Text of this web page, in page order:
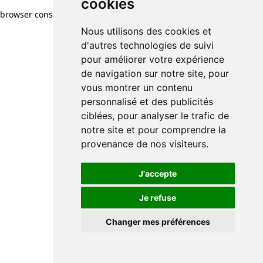
cookies
Nous utilisons des cookies et
d'autres technologies de suivi
pour améliorer votre expérience
de navigation sur notre site, pour
vous montrer un contenu
personnalisé et des publicités
ciblées, pour analyser le trafic de
notre site et pour comprendre la
provenance de nos visiteurs.
J'accepte
Je refuse
Changer mes préférences
browser console for more information)